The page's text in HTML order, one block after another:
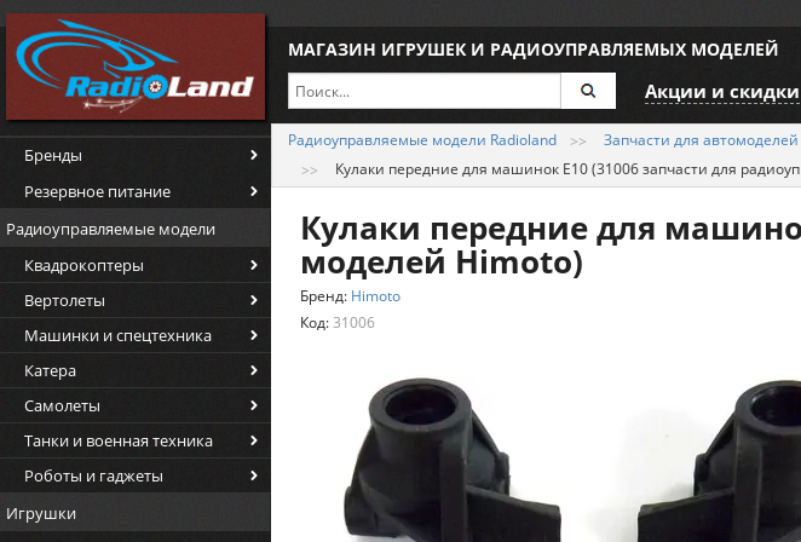
МАГАЗИН ИГРУШЕК И РАДИОУПРАВЛЯЕМЫХ МОДЕЛЕЙ
Акции и скидки
Бренды
Резервное питание
Радиоуправляемые модели
Квадрокоптеры
Вертолеты
Машинки и спецтехника
Катера
Самолеты
Танки и военная техника
Роботы и гаджеты
Игрушки
Радиоуправляемые модели Radioland Запчасти для автомоделей
Кулаки передние для машинок E10 (31006 запчасти для
Кулаки передние для
моделей Himoto)
Бренд: Himoto
Код:31006